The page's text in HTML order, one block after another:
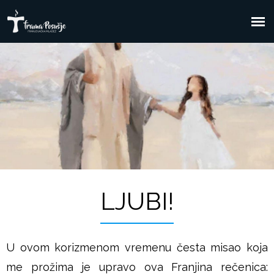
izbornik
glavni
sadržaj
r
a
a
s
LJUBI!
U ovom korizmenom vremenu česta misao koja
me prožima je upravo ova Franjina rečenica: